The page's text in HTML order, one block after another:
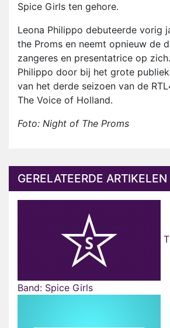
Spice Girls ten gehore.
Leona Philippo debuteerde vorig
the Proms en neemt opnieuw de
zangeres en presentatrice op
Philippo door bij het grote
van het derde seizoen van de
The Voice of Holland.
Foto: Night of The Proms
GERELATEERDE ARTIKELEN
Band: Spice Girls